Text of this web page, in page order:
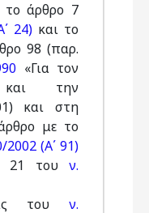
το άρθρο 7
24)και το
98 (παρ.
«Για τον
και την
και στη
με το
2002 (Α΄ 91)
21 του ν.
του ν.